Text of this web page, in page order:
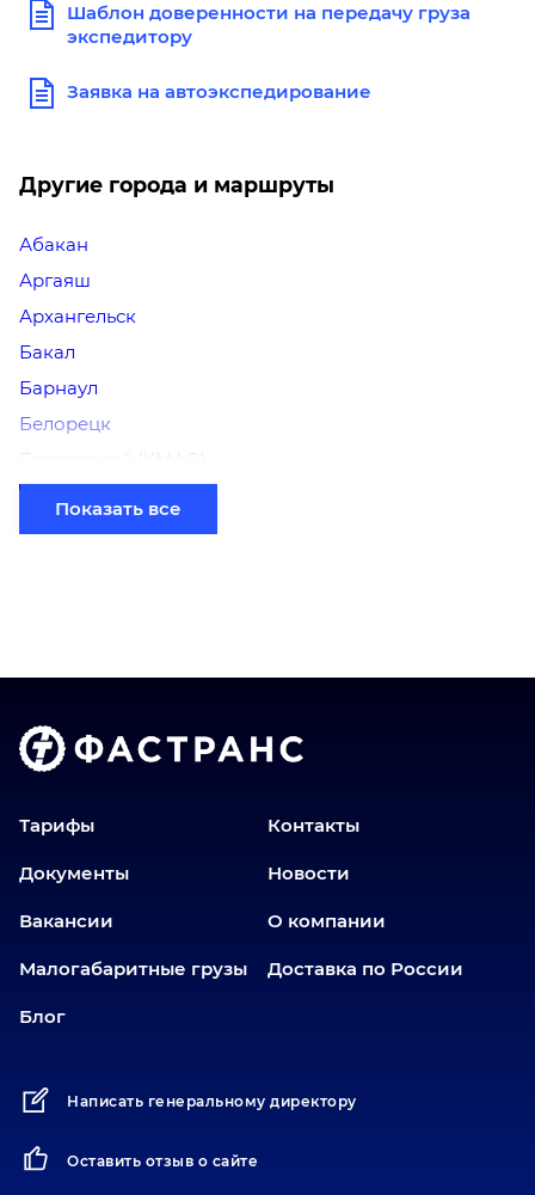
Шаблон доверенности на передачу груза
экспедитору
Заявка на автоэкспедирование
Другие города и маршруты
Абакан
Аргаяш
Архангельск
Бакал
Барнаул
Белорецк
Белоярский (ХМАО)
Березники
Бийск
Волгоград
Екатеринбург
Еткуль
Златоуст
Иваново
Иркутск
Калининград
Карабаш
Карасук
Показать все
Тарифы Контакты
Документы Новости
Вакансии О компании
Малогабаритные грузы Доставка по России
Блог
Написать генеральному директору
Оставить отзыв о сайте